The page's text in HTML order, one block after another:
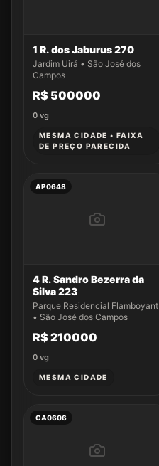
1 R. dos Jaburus 270
Jardim Uirá • São José dos
Campos
R$ 500000
0 vg
MESMA CIDADE • FAIXA
DE PREÇO PARECIDA
AP0648
4 R. Sandro Bezerra da
Silva 223
Parque Residencial Flamboyant
• São José dos Campos
R$ 210000
0 vg
MESMA CIDADE
CA0606